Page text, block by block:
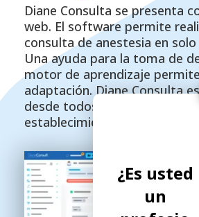
Diane Consulta se presenta
web. El software permite
consulta de anestesia en solo
Una ayuda para la toma de
motor de aprendizaje
adaptación. Diane Consulta
desde todos los ordenadores
establecimiento.
¿Es usted
un